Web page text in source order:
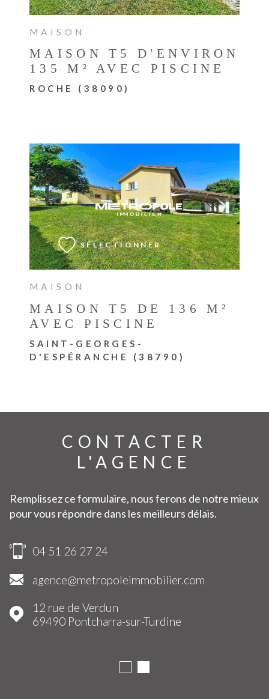
MAISON
MAISON T5 D'ENVIRON
135 M² AVEC PISCINE
ROCHE (38090)
MAISON
MAISON T5 DE 136 M²
AVEC PISCINE
SAINT-GEORGES-
D'ESPÉRANCHE (38790)
SÉLECTIONNER
VOIR LE BIEN
CONTACTER
L'AGENCE
Remplissez ce formulaire, nous ferons de notre mieux
pour vous répondre dans les meilleurs délais.
04 51 26 27 24
agence@metropoleimmobilier.com
12 rue de Verdun
69490
Pontcharra-sur-Turdine